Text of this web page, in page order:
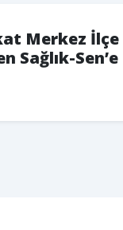
Merkez İlçe
Sağlık-Sen’e